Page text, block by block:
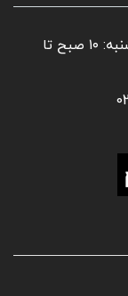
📌 ساعات کاری بخش فروش: شنبه تا پنجشنبه: ۱۰ صبح تا